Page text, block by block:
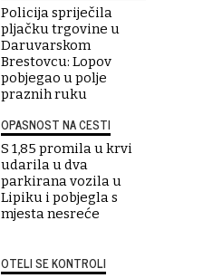
Policija spriječila
pljačku trgovine u
Daruvarskom
Brestovcu: Lopov
pobjegao u polje
praznih ruku
OPASNOST NA CESTI
S 1,85 promila u krvi
udarila u dva
parkirana vozila u
Lipiku i pobjegla s
mjesta nesreće
OTELI SE KONTROLI